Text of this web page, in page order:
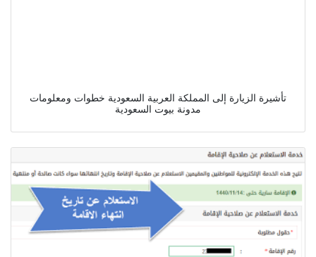
تأشيرة الزيارة إلى المملكة العربية السعودية خطوات ومعلومات
مدونة بيوت السعودية